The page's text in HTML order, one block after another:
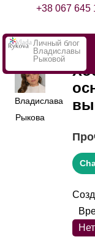
+38 067 645
Личный блог
Владиславы
Рыковой
Владислава
Рыкова